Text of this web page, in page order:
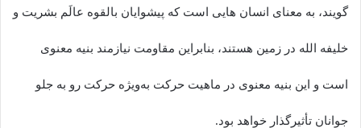
گویند، به معنای انسان هایی است که پیشوایان بالقوه عالَم بشریت و
خلیفه الله در زمین هستند، بنابراین مقاومت نیازمند بنیه معنوی
است و این بنیه معنوی در ماهیت حرکت به‌ویژه حرکت رو به جلو
جوانان تأثیرگذار خواهد بود.